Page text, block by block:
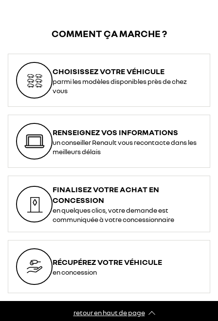
COMMENT ÇA MARCHE ?
CHOISISSEZ VOTRE VÉHICULE
parmi les modèles disponibles près de chez
vous
RENSEIGNEZ VOS INFORMATIONS
un conseiller Renault vous recontacte dans les
meilleurs délais
FINALISEZ VOTRE ACHAT EN
CONCESSION
en quelques clics, votre demande est
communiquée à votre concessionnaire
RÉCUPÉREZ VOTRE VÉHICULE
en concession
retour en haut de page​